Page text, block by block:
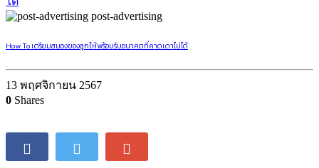
post-advertising
How To เตรียมสมองของลูกให้พร้อมรับอนาคตที่คาดเดาไม่ได้
13 พฤศจิกายน 2567
0 Shares